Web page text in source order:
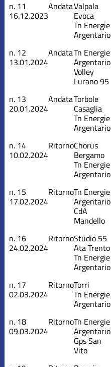
n. 11
16.12.2023
AndataValpala
Evoca
Tn Energie
Argentario
n. 12
13.01.2024
AndataTn Energie
Argentario
Volley
Lurano 95
n. 13
20.01.2024
AndataTorbole
Casaglia
Tn Energie
Argentario
n. 14
10.02.2024
RitornoChorus
Bergamo
Tn Energie
Argentario
n. 15
17.02.2024
RitornoTn Energie
Argentario
CdA
Mandello
n. 16
24.02.2024
RitornoStudio 55
Ata Trento
Tn Energie
Argentario
n. 17
02.03.2024
RitornoTorri
Tn Energie
Argentario
n. 18
09.03.2024
RitornoTn Energie
Argentario
Gps San
Vito